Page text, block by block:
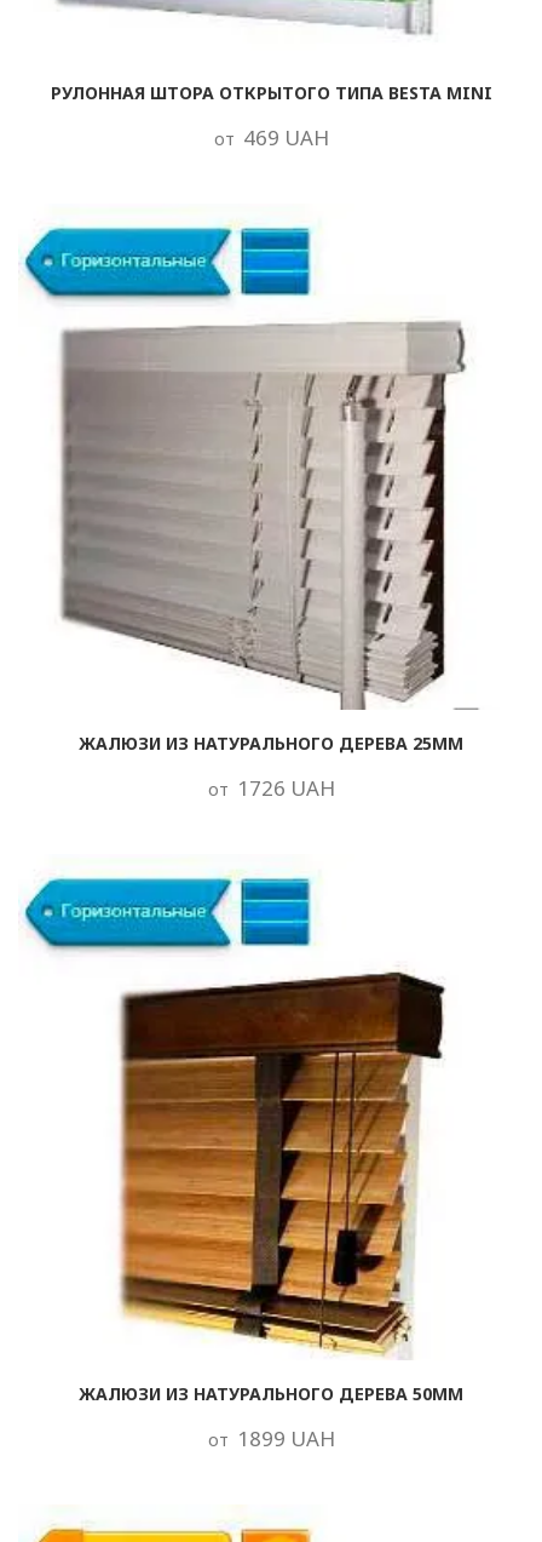
РУЛОННАЯ ШТОРА ОТКРЫТОГО ТИПА BESTA MINI
от 469 UAH
ЖАЛЮЗИ ИЗ НАТУРАЛЬНОГО ДЕРЕВА 25ММ
от 1726 UAH
ЖАЛЮЗИ ИЗ НАТУРАЛЬНОГО ДЕРЕВА 50ММ
от 1899 UAH